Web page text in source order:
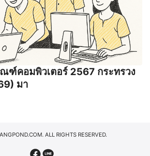
ฑ์คอมพิวเตอร์ 2567 กระทรวง
มา
ALL RIGHTS RESERVED.